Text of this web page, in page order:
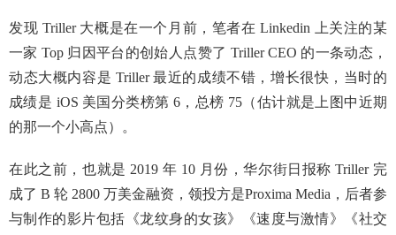
发现 Triller 大概是在一个月前，笔者在 Linkedin 上关注的某
一家 Top 归因平台的创始人点赞了 Triller CEO 的一条动态，
动态大概内容是 Triller 最近的成绩不错，增长很快，当时的
成绩是 iOS 美国分类榜第 6，总榜 75（估计就是上图中近期
的那一个小高点）。
在此之前，也就是 2019 年 10 月份，华尔街日报称 Triller 完
成了 B 轮 2800 万美金融资，领投方是Proxima Media，后者参
与制作的影片包括《龙纹身的女孩》《速度与激情》《社交